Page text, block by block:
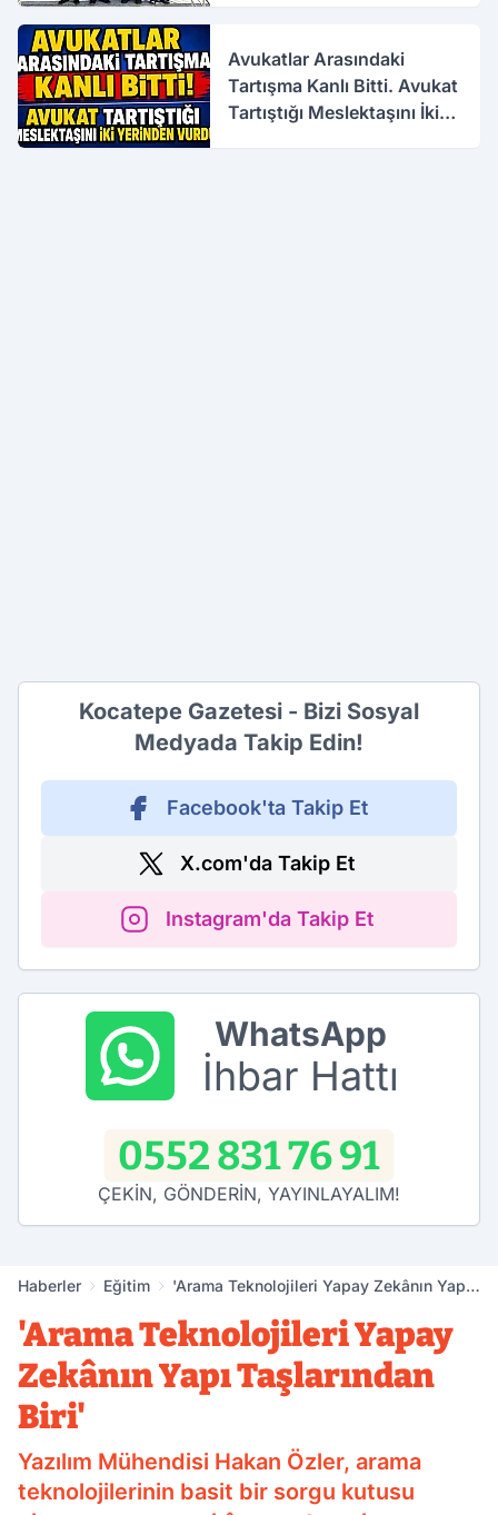
Avukatlar Arasındaki
Tartışma Kanlı Bitti. Avukat
Tartıştığı Meslektaşını İki
Kocatepe Gazetesi - Bizi Sosyal
Medyada Takip Edin!
Facebook'ta Takip Et
X.com'da Takip Et
Instagram'da Takip Et
WhatsApp
İhbar Hattı
0552 831 76 91
ÇEKİN, GÖNDERİN, YAYINLAYALIM!
Haberler Eğitim
'Arama Teknolojileri Yapay Zekânın Yapı
'Arama Teknolojileri Yapay
Zekânın Yapı Taşlarından
Biri'
Yazılım Mühendisi Hakan Özler, arama
teknolojilerinin basit bir sorgu kutusu